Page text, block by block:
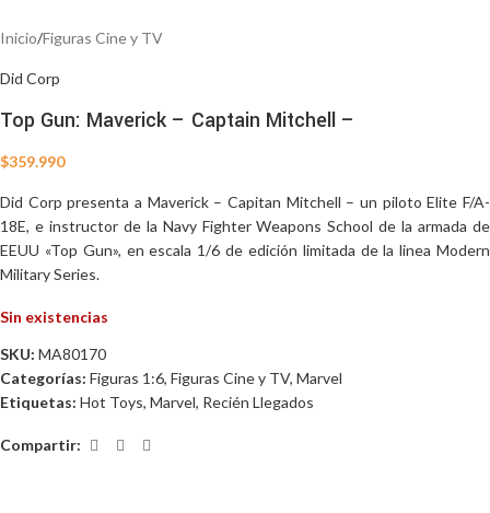
Inicio/Figuras Cine y TV
Did Corp
Top Gun: Maverick – Captain Mitchell –
$359.990
Did Corp presenta a Maverick – Capitan Mitchell – un piloto Elite F/A-
18E, e instructor de la Navy Fighter Weapons School de la armada de
EEUU «Top Gun», en escala 1/6 de edición limitada de la linea Modern
Military Series.
Sin existencias
SKU: MA80170
Categorías: Figuras 1:6, Figuras Cine y TV, Marvel
Etiquetas: Hot Toys, Marvel, Recién Llegados
Compartir: